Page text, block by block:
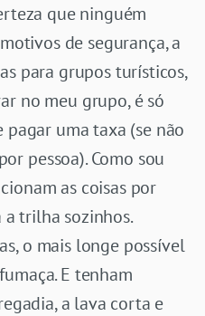
que ninguém
de segurança, a
para grupos turísticos,
no meu grupo, é só
uma taxa (se não
pessoa). Como sou
as coisas por
a trilha sozinhos.
o mais longe possível
E tenham
a lava corta e